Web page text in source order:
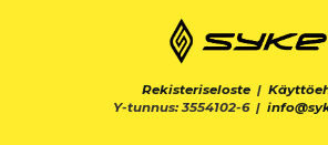
Rekisteriseloste |
Y-tunnus: 3554102-6 |